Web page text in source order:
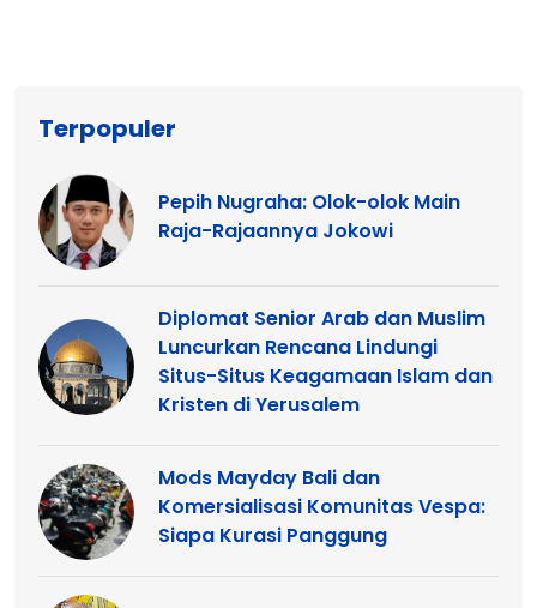
Terpopuler
Pepih Nugraha: Olok-olok Main
Raja-Rajaannya Jokowi
Diplomat Senior Arab dan Muslim
Luncurkan Rencana Lindungi
Situs-Situs Keagamaan Islam dan
Kristen di Yerusalem
Mods Mayday Bali dan
Komersialisasi Komunitas Vespa:
Siapa Kurasi Panggung